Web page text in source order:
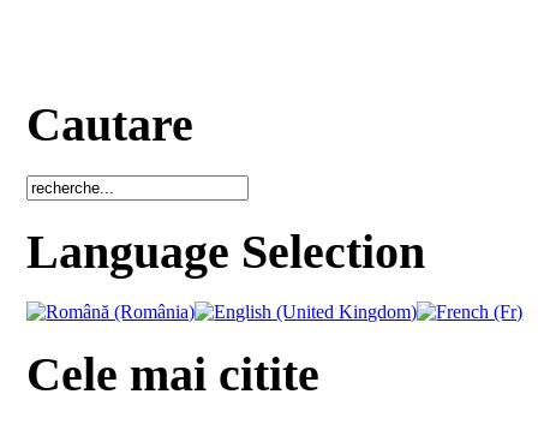
Cautare
Language Selection
Cele mai citite